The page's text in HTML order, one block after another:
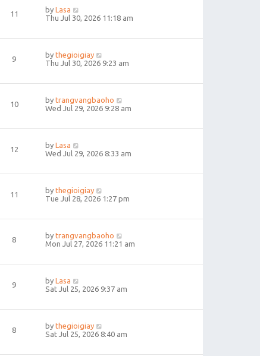
11 by Lasa
Thu Jul 30, 2026 11:18 am
9 by thegioigiay
Thu Jul 30, 2026 9:23 am
10 by trangvangbaoho
Wed Jul 29, 2026 9:28 am
12 by Lasa
Wed Jul 29, 2026 8:33 am
11 by thegioigiay
Tue Jul 28, 2026 1:27 pm
8 by trangvangbaoho
Mon Jul 27, 2026 11:21 am
9 by Lasa
Sat Jul 25, 2026 9:37 am
8 by thegioigiay
Sat Jul 25, 2026 8:40 am